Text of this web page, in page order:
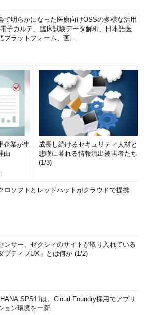
で明らかになった医療向けOSSの多様な活用
子カルテ、臨床試験データ解析、日本語医
プラットフォーム、画...
企業が生
由
成長し続けるセキュリティ人材と
悲嘆に暮れる情報流出被害者たち
(1/3)
ロソフトとレッドハットがクラウドで提携
ンサー、ゼクシィのサイトが取り入れている
プティブUX」とは何か (1/2)
SPS11は、Cloud Foundry採用でアプリ
ョン環境を一新